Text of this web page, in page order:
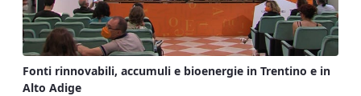
Fonti rinnovabili, accumuli e bioenergie in Trentino e in
Alto Adige